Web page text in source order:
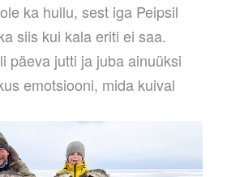
ka hullu, sest iga Peipsil
siis kui kala eriti ei saa.
päeva jutti ja juba ainuüksi
emotsiooni, mida kuival